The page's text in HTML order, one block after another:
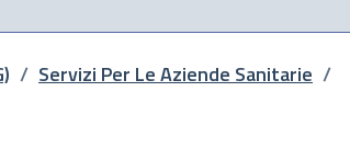
/ Servizi Per Le Aziende Sanitarie /